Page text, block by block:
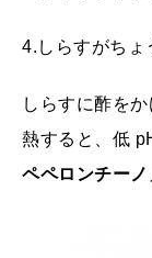
4.しらすがちょ
しらすに酢を
熱すると、低
ペペロンチーノ